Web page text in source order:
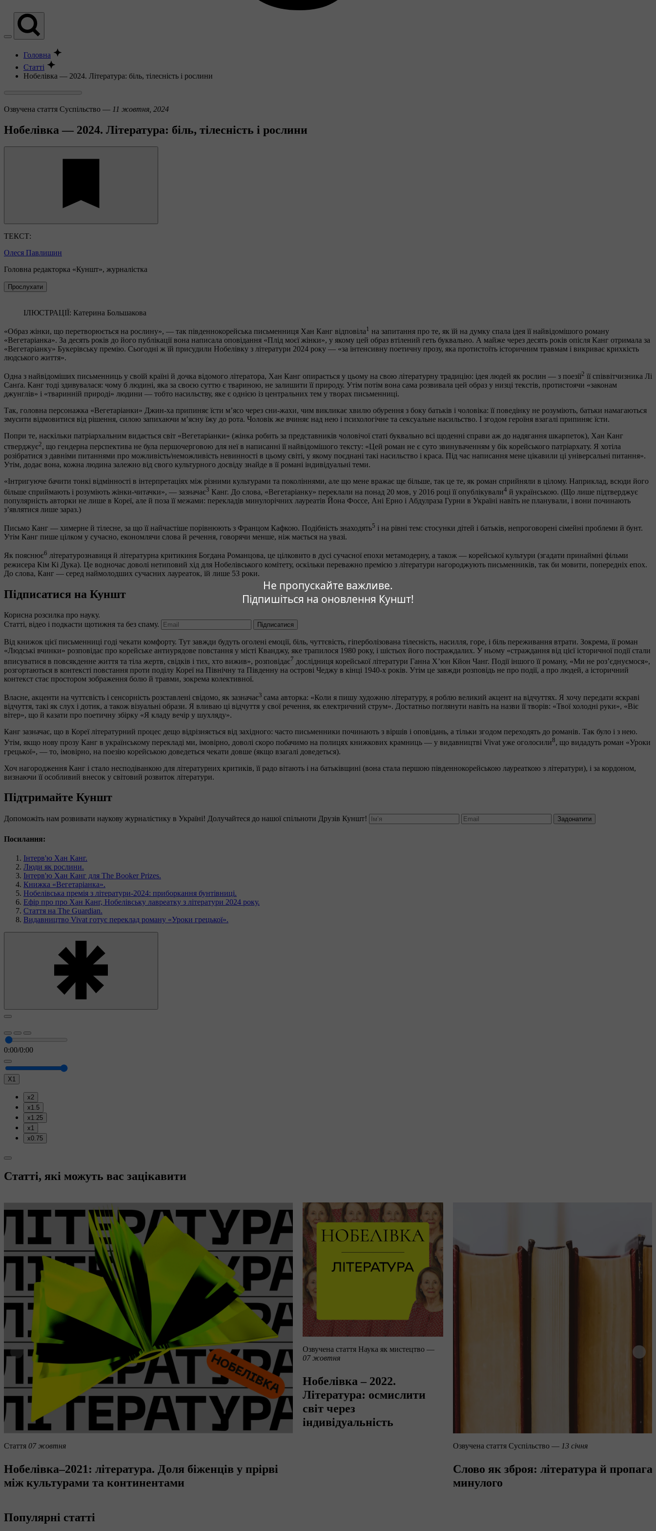
Не пропускайте важливе.
Підпишіться на оновлення Куншт!
Головна
Статті
Нобелівка — 2024. Література: біль, тілесність і рослини
Озвучена стаття Суспільство — 11 жовтня, 2024
Нобелівка — 2024. Література: біль, тілесність і рослини
ТЕКСТ:
Олеся Павлишин
Головна редакторка «Куншт», журналістка
Прослухати
ІЛЮСТРАЦІЇ: Катерина Большакова
«Образ жінки, що перетворюється на рослину», — так південнокорейська письменниця Хан Канг відповіла1 на запитання про те, як їй на думку спала ідея її найвідомішого роману
«Вегетаріанка». За десять років до його публікації вона написала оповідання «Плід моєї жінки», у якому цей образ втілений геть буквально. А майже через десять років опісля Канг отримала за
«Вегетаріанку» Букерівську премію. Сьогодні ж їй присудили Нобелівку з літератури 2024 року — «за інтенсивну поетичну прозу, яка протистоїть історичним травмам і викриває крихкість
людського життя».
Одна з найвідоміших письменниць у своїй країні й дочка відомого літератора, Хан Канг опирається у цьому на свою літературну традицію: ідея людей як рослин — з поезії2 її співвітчизника Лі
Санґа. Канг тоді здивувалася: чому б людині, яка за своєю суттю є твариною, не залишити її природу. Утім потім вона сама розвивала цей образ у низці текстів, протистоячи «законам
джунглів» і «тваринній природі» людини — тобто насильству, яке є однією із центральних тем у творах письменниці.
Так, головна персонажка «Вегетаріанки» Джин-ха припиняє їсти м’ясо через сни-жахи, чим викликає хвилю обурення з боку батьків і чоловіка: її поведінку не розуміють, батьки намагаються
змусити відмовитися від рішення, силою запихаючи м’ясну їжу до рота. Чоловік же вчиняє над нею і психологічне та сексуальне насильство. І згодом героїня взагалі припиняє їсти.
Попри те, наскільки патріархальним видається світ «Вегетаріанки» (жінка робить за представників чоловічої статі буквально всі щоденні справи аж до надягання шкарпеток), Хан Канг
стверджує2, що гендерна перспектива не була першочерговою для неї в написанні її найвідомішого тексту: «Цей роман не є суто звинуваченням у бік корейського патріархату. Я хотіла
розібратися з давніми питаннями про можливість/неможливість невинності в цьому світі, у якому поєднані такі насильство і краса. Під час написання мене цікавили ці універсальні питання».
Утім, додає вона, кожна людина залежно від свого культурного досвіду знайде в її романі індивідуальні теми.
«Інтригуюче бачити тонкі відмінності в інтерпретаціях між різними культурами та поколіннями, але що мене вражає ще більше, так це те, як роман сприйняли в цілому. Наприклад, всюди його
більше сприймають і розуміють жінки-читачки», — зазначає3 Канг. До слова, «Вегетаріанку» переклали на понад 20 мов, у 2016 році її опублікували4 й українською. (Що лише підтверджує
популярність авторки не лише в Кореї, але й поза її межами: перекладів минулорічних лауреатів Йона Фоссе, Ані Ерно і Абдулраза Гурни в Україні навіть не планували, і вони починають
зʼявлятися лише зараз.)
Письмо Канг — химерне й тілесне, за що її найчастіше порівнюють з Францом Кафкою. Подібність знаходять5 і на рівні тем: стосунки дітей і батьків, непроговорені сімейні проблеми й бунт.
Утім Канг пише цілком у сучасно, економлячи слова й речення, говорячи менше, ніж мається на увазі.
Як пояснює6 літературознавиця й літературна критикиня Богдана Романцова, це цілковито в дусі сучасної епохи метамодерну, а також — корейської культури (згадати принаймні фільми
режисера Кім Кі Дука). Це водночас доволі нетиповий хід для Нобелівського комітету, оскільки переважно премією з літератури нагороджують письменників, так би мовити, попередніх епох.
До слова, Канг — серед наймолодших сучасних лауреаток, їй лише 53 роки.
Підписатися на Куншт
Корисна розсилка про науку.
Статті, відео і подкасти щотижня та без спаму.
Підписатися
Від книжок цієї письменниці годі чекати комфорту. Тут завжди будуть оголені емоції, біль, чуттєвість, гіперболізована тілесність, насилля, горе, і біль переживання втрати. Зокрема, її роман
«Людські вчинки» розповідає про корейське антиурядове повстання у місті Кванджу, яке трапилося 1980 року, і шістьох його постраждалих. У ньому «страждання від цієї історичної події стали
вписуватися в повсякденне життя та тіла жертв, свідків і тих, хто вижив», розповідає7 дослідниця корейської літератури Ганна Хʼюн Кйон Чанг. Події іншого її роману, «Ми не розʼєднуємося»,
розгортаються в контексті повстання проти поділу Кореї на Північну та Південну на острові Чеджу в кінці 1940-х років. Утім це завжди розповідь не про події, а про людей, а історичний
контекст стає простором зображення болю й травми, зокрема колективної.
Власне, акценти на чуттєвість і сенсорність розставлені свідомо, як зазначає3 сама авторка: «Коли я пишу художню літературу, я роблю великий акцент на відчуттях. Я хочу передати яскраві
відчуття, такі як слух і дотик, а також візуальні образи. Я вливаю ці відчуття у свої речення, як електричний струм». Достатньо поглянути навіть на назви її творів: «Твої холодні руки», «Віє
вітер», що й казати про поетичну збірку «Я кладу вечір у шухляду».
Канг зазначає, що в Кореї літературний процес дещо відрізняється від західного: часто письменники починають з віршів і оповідань, а тільки згодом переходять до романів. Так було і з нею.
Утім, якщо нову прозу Канг в українському перекладі ми, імовірно, доволі скоро побачимо на полицях книжкових крамниць — у видавництві Vivat уже оголосили8, що видадуть роман «Уроки
грецької», — то, імовірно, на поезію корейською доведеться чекати довше (якщо взагалі доведеться).
Хоч нагородження Канг і стало несподіванкою для літературних критиків, її радо вітають і на батьківщині (вона стала першою південнокорейською лауреаткою з літератури), і за кордоном,
визнаючи її особливий внесок у світовий розвиток літератури.
Підтримайте Куншт
Допоможіть нам розвивати наукову журналістику в Україні! Долучайтеся до нашої спільноти Друзів Куншт! Задонатити
Посилання:
Інтерв'ю Хан Канг.
Люди як рослини.
Інтерв'ю Хан Канг для The Booker Prizes.
Книжка «Вегетаріанка».
Нобелівська премія з літератури-2024: приборкання бунтівниці.
Ефір про про Хан Канг, Нобелівську лавреатку з літератури 2024 року.
Стаття на The Guardian.
Видавництво Vivat готує переклад роману «Уроки грецької».
0:00/0:00
X1
x2
x1.5
x1.25
x1
x0.75
Статті, які можуть вас зацікавити
Стаття 07 жовтня
Нобелівка‒2021: література. Доля біженців у прірві
між культурами та континентами
Озвучена стаття Наука як мистецтво —
07 жовтня
Нобелівка – 2022.
Література: осмислити
світ через
індивідуальність
Озвучена стаття Суспільство — 13 січня
Слово як зброя: література й
минулого
Популярні статті